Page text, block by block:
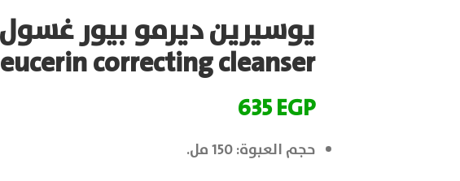
eucerin correcting cleanser
635EGP
حجم العبوة: 150 مل.